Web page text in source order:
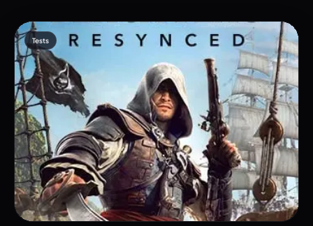
Tests